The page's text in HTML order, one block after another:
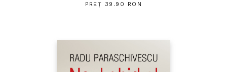
PREȚ 39.90 RON